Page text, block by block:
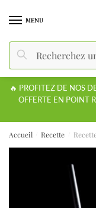
MENU
Recherche
🔥 PROFITEZ DE NOS
OFFERTE EN POINT
Accueil Recette